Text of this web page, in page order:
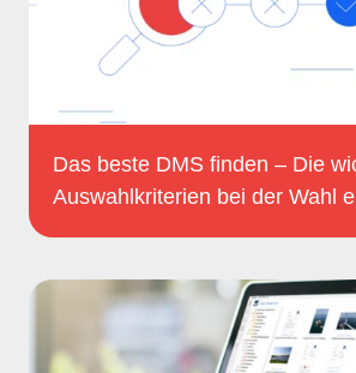
Das beste DMS finden – Die
Auswahlkriterien bei der Wahl